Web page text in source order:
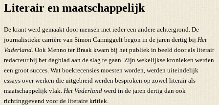
Literair en maatschappelijk
De krant werd gemaakt door mensen met ieder een andere achtergrond. De
journalistieke carrière van Simon Carmiggelt begon in de jaren dertig bij Het
Vaderland . Ook Menno ter Braak kwam bij het publiek in beeld door als literair
redacteur bij het dagblad aan de slag te gaan. Zijn wekelijkse kronieken werden
een groot succes. Wat boekrecensies moesten worden, werden uiteindelijk
essays over werken die uitgebreid werden besproken op zowel literair als
maatschappelijk vlak. Het Vaderland werd in de jaren dertig dan ook
richtinggevend voor de literaire kritiek.